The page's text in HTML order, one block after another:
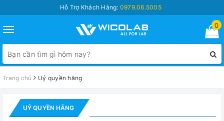
Hỗ Trợ Khách Hàng: 0979.06.5005
Toggle
navigation
0
Trang chủ Uỷ quyền hãng
UỶ QUYỀN HÃNG